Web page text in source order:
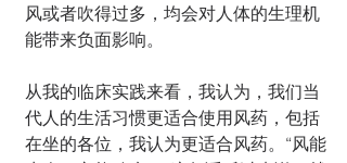
风或者吹得过多，均会对人体的生理机
能带来负面影响。
从我的临床实践来看，我认为，我们当
代人的生活习惯更适合使用风药，包括
在坐的各位，我认为更适合风药。“风能